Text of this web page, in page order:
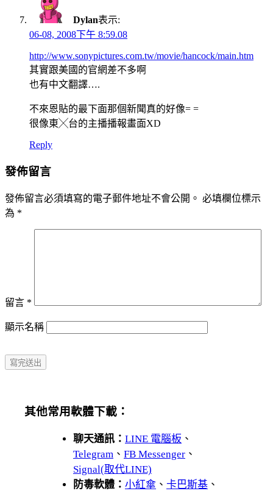
Dylan表示:
06-08, 2008下午 8:59.08
http://www.sonypictures.com.tw/movie/hancock/main.htm
其實跟美國的官網差不多啊
也有中文翻譯….
不來恩貼的最下面那個新聞真的好像= =
很像東╳台的主播播報畫面XD
Reply
發佈留言
發佈留言必須填寫的電子郵件地址不會公開。 必填欄位標示
為 *
留言 *
顯示名稱
其他常用軟體下載：
聊天通訊： LINE 電腦板 、
Telegram 、 FB Messenger 、
Signal(取代LINE)
防毒軟體： 小紅傘 、 卡巴斯基 、